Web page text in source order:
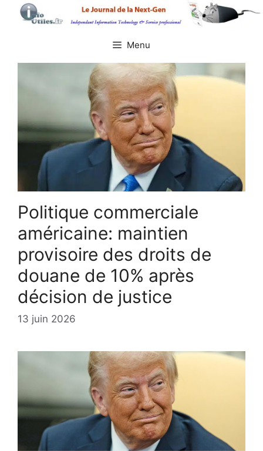
Aller
Menu
Politique commerciale
américaine: maintien
provisoire des droits de
douane de 10% après
décision de justice
13 juin 2026